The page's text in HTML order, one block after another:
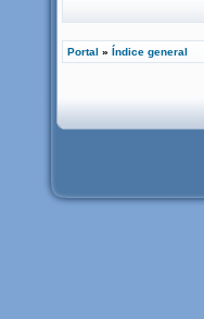
Portal » Índice general